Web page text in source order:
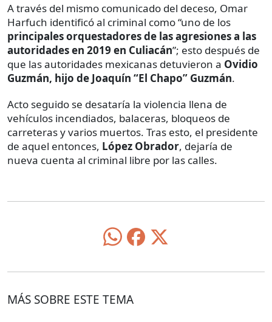
A través del mismo comunicado del deceso, Omar
Harfuch identificó al criminal como “uno de los
principales orquestadores de las agresiones a las
autoridades en 2019 en Culiacán”; esto después de
que las autoridades mexicanas detuvieron a Ovidio
Guzmán, hijo de Joaquín “El Chapo” Guzmán.
Acto seguido se desataría la violencia llena de
vehículos incendiados, balaceras, bloqueos de
carreteras y varios muertos. Tras esto, el presidente
de aquel entonces, López Obrador, dejaría de
nueva cuenta al criminal libre por las calles.
MÁS SOBRE ESTE TEMA